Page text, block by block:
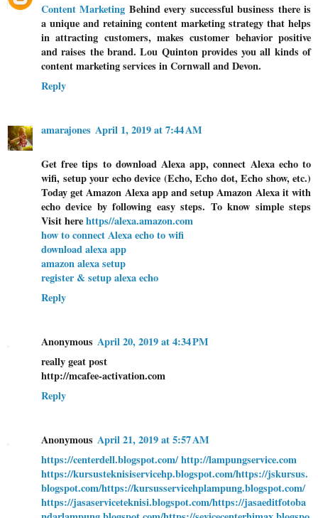
Content Marketing Behind every successful business there is
a unique and retaining content marketing strategy that helps
in attracting customers, makes customer behavior positive
and raises the brand. Lou Quinton provides you all kinds of
content marketing services in Cornwall and Devon.
Reply
amarajones April 1, 2019 at 7:44 AM
Get free tips to download Alexa app, connect Alexa echo to
wifi, setup your echo device (Echo, Echo dot, Echo show, etc.)
Today get Amazon Alexa app and setup Amazon Alexa it with
echo device by following easy steps. To know simple steps
Visit herehttps//alexa.amazon.com
how to connect Alexa echo to wifi
download alexa app
amazon alexa setup
register & setup alexa echo
Reply
Anonymous April 20, 2019 at 4:34 PM
really geat post
http://mcafee-activation.com
Reply
Anonymous April 21, 2019 at 5:57 AM
https://centerdell.blogspot.com/http://lampungservice.com
https://kursusteknisiservicehp.blogspot.com/https://jskursus.
blogspot.com/https://kursusservicehplampung.blogspot.com/
https://jasaserviceteknisi.blogspot.com/https://jasaeditfotoba